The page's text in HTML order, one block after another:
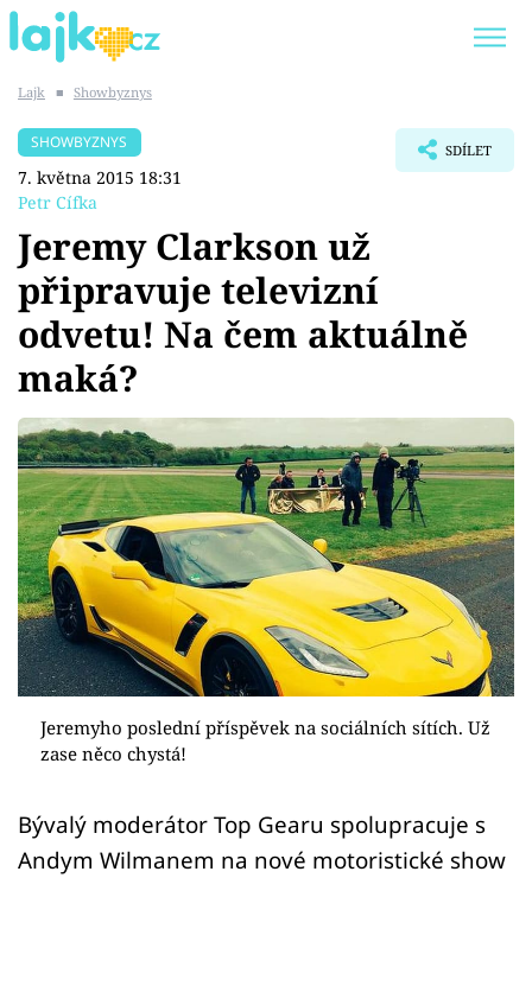
SHOPAHOLICADEL
Témata
Showbyznys
Youtubeři
Virály
Sex a vztahy
Videa
Sledujte prima+
Přihlášení
Sledujte nás
Lajk ■ Showbyznys
SHOWBYZNYS
7. května 2015 18:31
Petr Cífka
SDÍLET
Jeremy Clarkson už
připravuje televizní
odvetu! Na čem aktuálně
maká?
Jeremyho poslední příspěvek na sociálních sítích. Už
zase něco chystá!
Bývalý moderátor Top Gearu spolupracuje s
Andym Wilmanem na nové motoristické show